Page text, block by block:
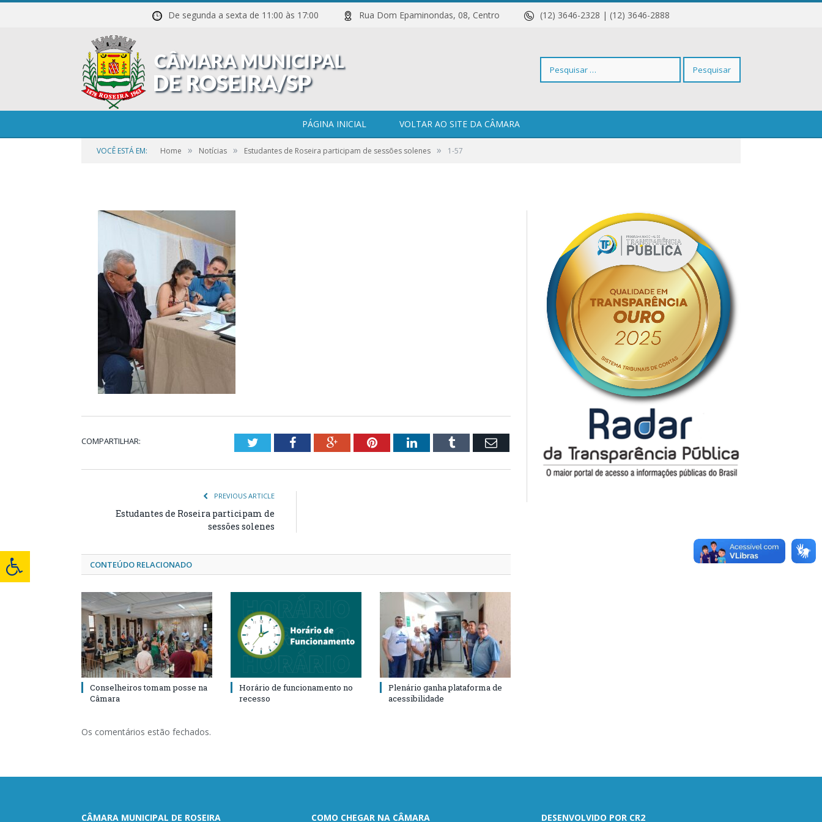
De segunda a sexta de 11:00 às 17:00 Rua Dom Epaminondas, 08, Centro (12) 3646-2328 | (12) 3646-2888
Pesquisar
PÁGINA INICIAL VOLTAR AO SITE DA CÂMARA
VOCÊ ESTÁ EM: Home » Notícias » Estudantes de Roseira participam de sessões solenes » 1-57
COMPARTILHAR: TwitterFacebookGoogle+PinterestLinkedInTumblr Email
PREVIOUS ARTICLE
Estudantes de Roseira participam de
sessões solenes
CONTEÚDO RELACIONADO
Conselheiros tomam posse na
Câmara
Horário de funcionamento no
recesso
Plenário ganha plataforma de
acessibilidade
Os comentários estão fechados.
CÂMARA MUNICIPAL DE ROSEIRA COMO CHEGAR NA CÂMARA DESENVOLVIDO POR CR2